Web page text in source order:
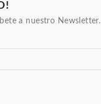
a nuestro Newsletter.